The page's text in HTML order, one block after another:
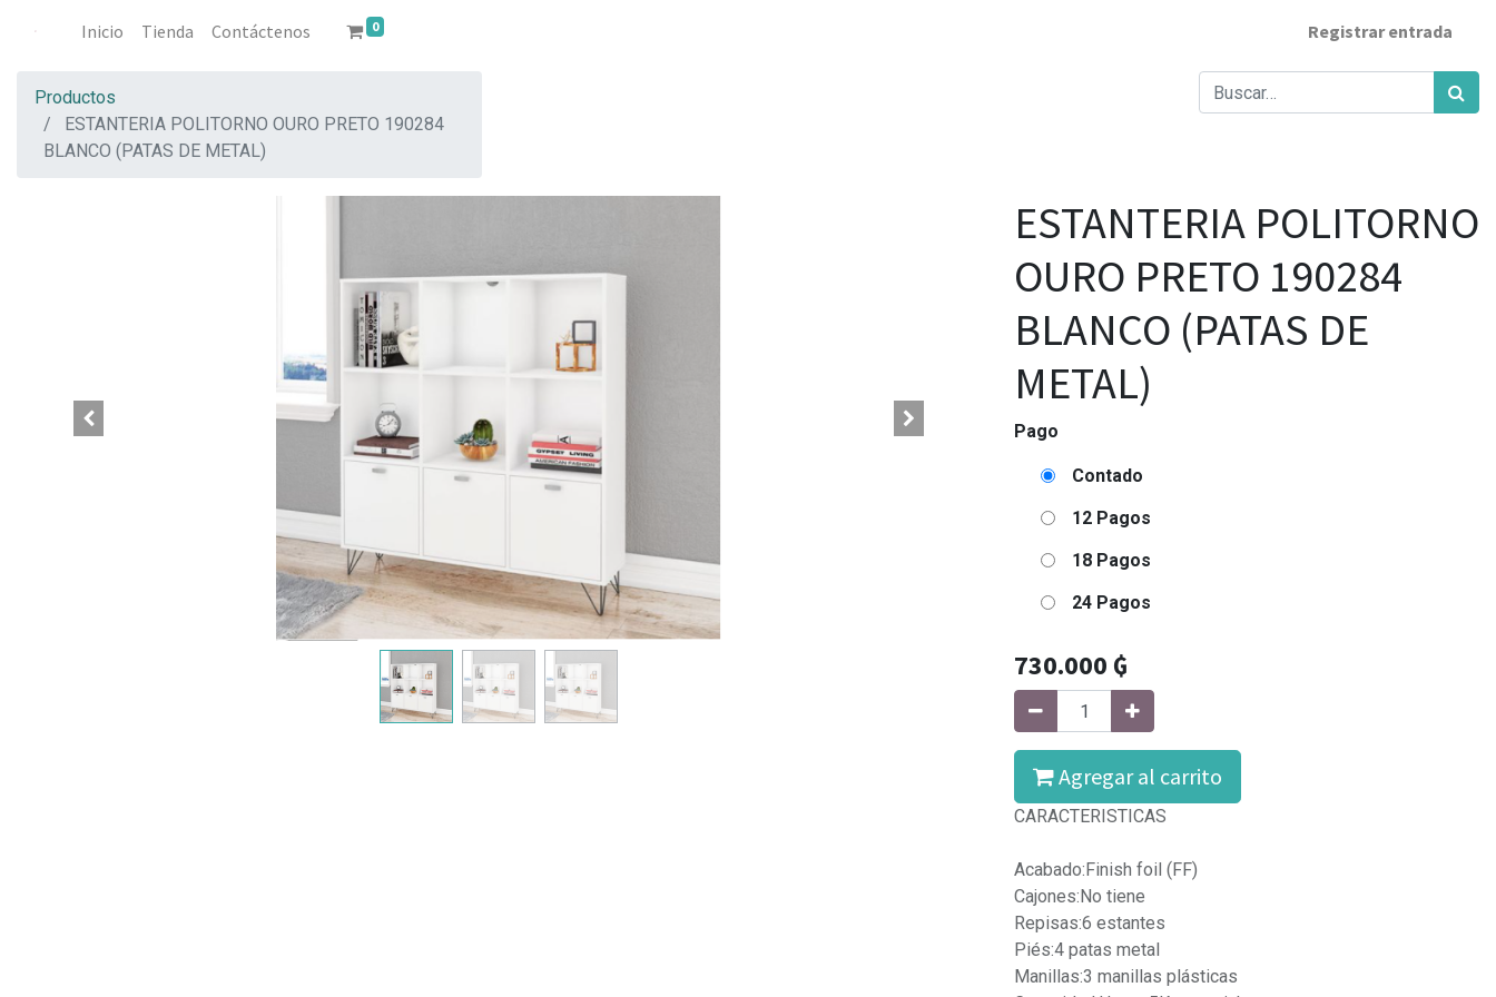
Inicio Tienda Contáctenos 0 Registrar entrada
Productos
ESTANTERIA POLITORNO OURO PRETO 190284
BLANCO (PATAS DE METAL)
ESTANTERIA POLITORNO
OURO PRETO 190284
BLANCO (PATAS DE
METAL)
Pago
Contado
12 Pagos
18 Pagos
24 Pagos
730.000 ₲
Agregar al carrito
CARACTERISTICAS
Acabado:Finish foil (FF)
Cajones:No tiene
Repisas:6 estantes
Piés:4 patas metal
Manillas:3 manillas plásticas